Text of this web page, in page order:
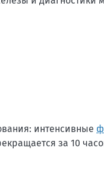
интенсивные
за 10